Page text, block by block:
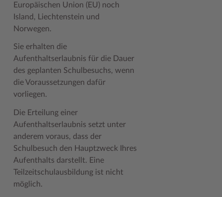
Termine
Ukrainehilfe
Woche der Seelischen Gesundheit
#MeinStormarn
Karrieretag
Wappenrolle
Was ist ein Kreis?
Zahlen, Daten, Fakten
Wälder und Moore
Europäischen Union (EU) noch
Island, Liechtenstein und
Norwegen.
Sie erhalten die
Aufenthaltserlaubnis für die Dauer
des geplanten Schulbesuchs, wenn
die Voraussetzungen dafür
vorliegen.
Die Erteilung einer
Aufenthaltserlaubnis setzt unter
anderem voraus, dass der
Schulbesuch den Hauptzweck Ihres
Aufenthalts darstellt. Eine
Teilzeitschulausbildung ist nicht
möglich.